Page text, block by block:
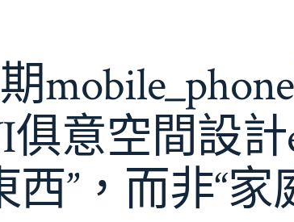
俱意空間設計
西”，而非“家